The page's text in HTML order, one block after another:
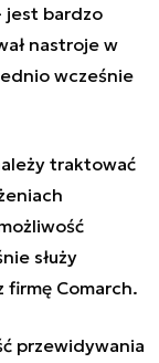
jest bardzo
nastroje w
wcześnie
traktować
służy
Comarch.
przewidywania